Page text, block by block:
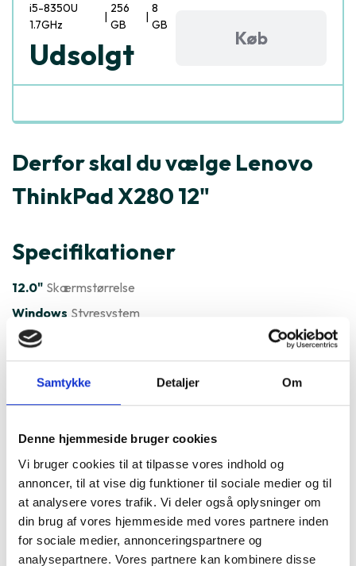
Samtykke Detaljer Om
Denne hjemmeside bruger cookies
Vi bruger cookies til at tilpasse vores indhold og
annoncer, til at vise dig funktioner til sociale medier og til
at analysere vores trafik. Vi deler også oplysninger om
din brug af vores hjemmeside med vores partnere inden
for sociale medier, annonceringspartnere og
analysepartnere. Vores partnere kan kombinere disse
i5-8350U
1.7GHz
|
256
GB
|
8
GB
Udsolgt Køb
Derfor skal du vælge Lenovo
ThinkPad X280 12"
Specifikationer
12.0" Skærmstørrelse
Windows Styresystem
Varenummer
Lenovo ThinkPad X280 12" er